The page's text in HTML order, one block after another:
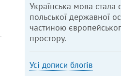
Українська мова стала
польської державної
частиною
простору.
Усі дописи блогів